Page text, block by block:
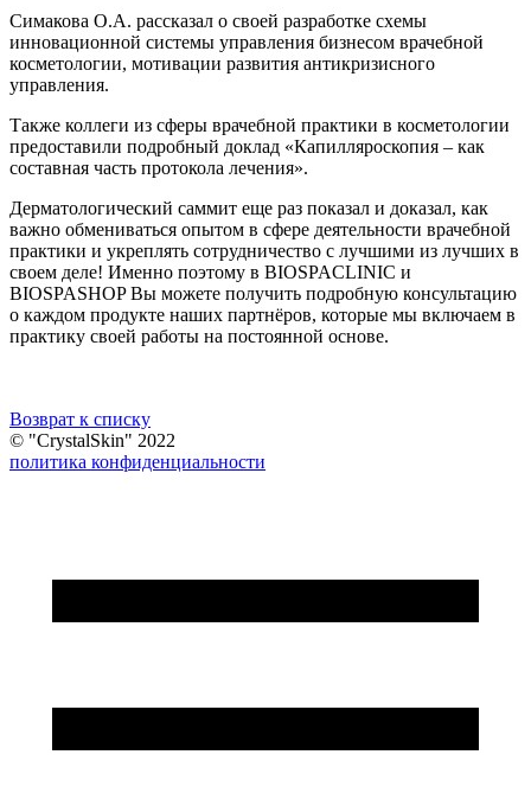
Симакова О.А. рассказал о своей разработке схемы
инновационной системы управления бизнесом врачебной
косметологии, мотивации развития антикризисного
управления.
Также коллеги из сферы врачебной практики в косметологии
предоставили подробный доклад «Капилляроскопия – как
составная часть протокола лечения».
Дерматологический саммит еще раз показал и доказал, как
важно обмениваться опытом в сфере деятельности врачебной
практики и укреплять сотрудничество с лучшими из лучших в
своем деле! Именно поэтому в BIOSPACLINIC и
BIOSPASHOP Вы можете получить подробную консультацию
о каждом продукте наших партнёров, которые мы включаем в
практику своей работы на постоянной основе.
Возврат к списку
© "CrystalSkin" 2022
политика конфиденциальности